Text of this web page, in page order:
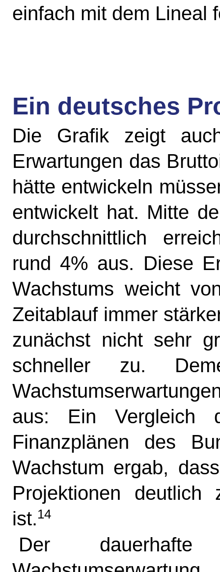
einfach mit dem Lineal
Ein deutsches
Die Grafik zeigt
Erwartungen das
hätte entwickeln
entwickelt hat. Mitte
durchschnittlich
rund 4% aus. Diese
Wachstums weicht
Zeitablauf immer
zunächst nicht sehr
schneller zu.
aus: Ein Vergleich
Finanzplänen des
Wachstum ergab,
Projektionen
ist.14
Der dauerhafte